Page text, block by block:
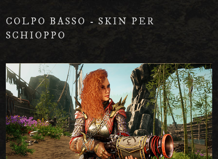
COLPO BASSO - SKIN PER
SCHIOPPO